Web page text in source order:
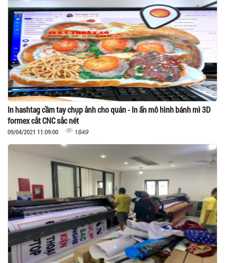
In hashtag cầm tay chụp ảnh cho quán - In ấn mô hình bánh mì 3D
formex cắt CNC sắc nét
09/04/2021 11:09:00 1849